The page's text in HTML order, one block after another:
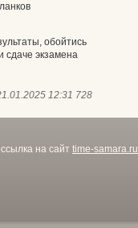
обойтись
сдаче экзамена
12:31 728
на сайт time-samara.ru